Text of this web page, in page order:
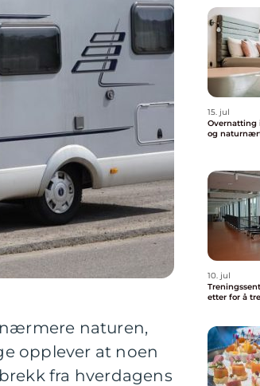
naturen,
opplever at noen
fra hverdagens
15. jul
Overnatting i alvdal
og
10. jul
etter for å